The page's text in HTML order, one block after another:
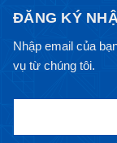
ĐĂNG KÝ
Nhập email của
vụ từ chúng tôi.